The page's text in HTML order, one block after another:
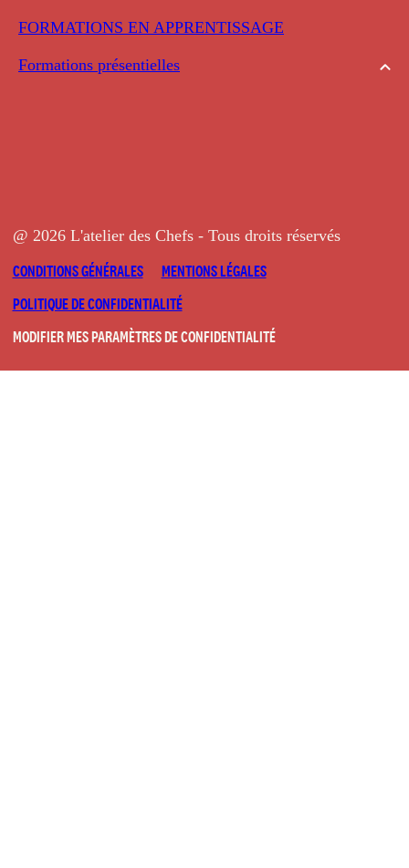
FORMATIONS EN APPRENTISSAGE
Formations présentielles
@ 2026 L'atelier des Chefs - Tous droits réservés
CONDITIONS GÉNÉRALES
MENTIONS LÉGALES
POLITIQUE DE CONFIDENTIALITÉ
MODIFIER MES PARAMÈTRES DE CONFIDENTIALITÉ